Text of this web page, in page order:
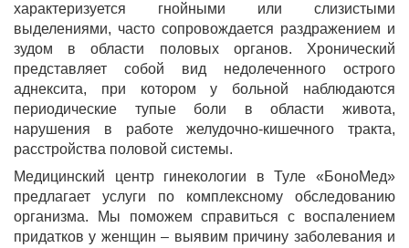
характеризуется гнойными или слизистыми
выделениями, часто сопровождается раздражением и
зудом в области половых органов. Хронический
представляет собой вид недолеченного острого
аднексита, при котором у больной наблюдаются
периодические тупые боли в области живота,
нарушения в работе желудочно-кишечного тракта,
расстройства половой системы.
Медицинский центр гинекологии в Туле «БоноМед»
предлагает услуги по комплексному обследованию
организма. Мы поможем справиться с воспалением
придатков у женщин – выявим причину заболевания и